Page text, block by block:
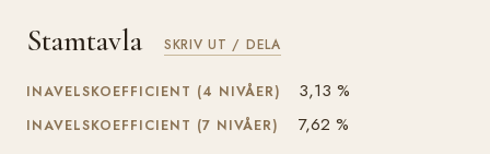
Stamtavla SKRIV UT / DELA
INAVELSKOEFFICIENT (4 NIVÅER) 3,13 %
INAVELSKOEFFICIENT (7 NIVÅER) 7,62 %